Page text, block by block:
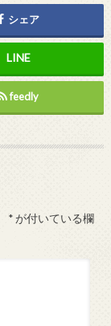
シェア
feedly
*が付いている欄